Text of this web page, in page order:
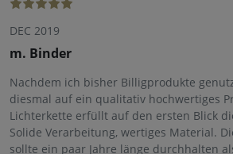
DEC 2019
m. Binder
Nachdem ich bisher Billigprodukte
diesmal auf ein qualitativ hochwertiges
Lichterkette erfüllt auf den ersten Blick
Solide Verarbeitung, wertiges Material.
sollte ein paar Jahre länge durchhalten